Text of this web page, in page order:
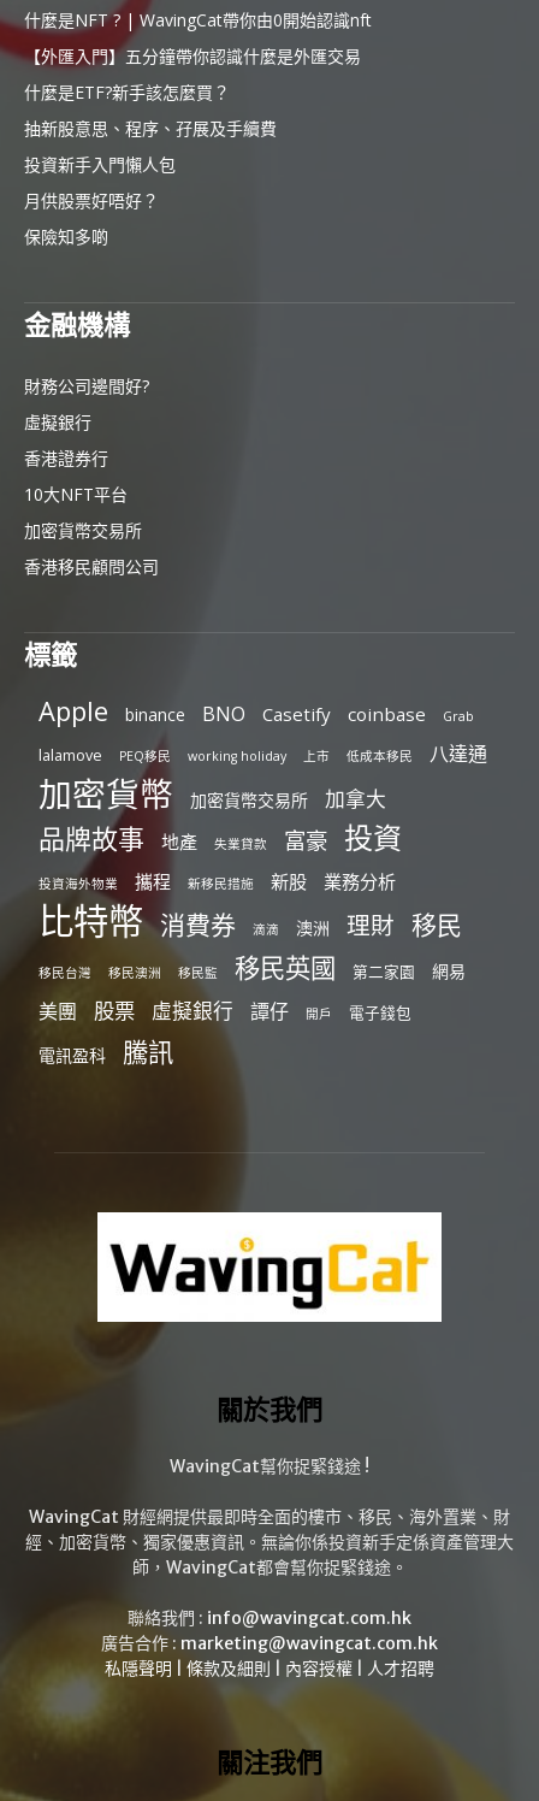
什麼是NFT ? | WavingCat帶你由0開始認識nft
【外匯入門】五分鐘帶你認識什麼是外匯交易
什麼是ETF?新手該怎麼買？
抽新股意思、程序、孖展及手續費
投資新手入門懶人包
月供股票好唔好？
保險知多啲
金融機構
財務公司邊間好?
虛擬銀行
香港證券行
10大NFT平台
加密貨幣交易所
香港移民顧問公司
標籤
Apple binance BNO Casetify coinbase Grab
lalamove PEQ移民 working holiday 上市 低成本移民 八達通
加密貨幣 加密貨幣交易所 加拿大
品牌故事 地產 失業貸款 富豪 投資
投資海外物業 攜程 新移民措施 新股 業務分析
比特幣 消費券 滴滴 澳洲 理財 移民
移民台灣 移民澳洲 移民監 移民英國 第二家園 網易
美團 股票 虛擬銀行 譚仔 開戶 電子錢包
電訊盈科 騰訊
關於我們
WavingCat幫你捉緊錢途 !
WavingCat 財經網提供最即時全面的樓市、移民、海外置業、財
經、加密貨幣、獨家優惠資訊。無論你係投資新手定係資產管理大
師，WavingCat都會幫你捉緊錢途。
聯絡我們 : info@wavingcat.com.hk
廣告合作 : marketing@wavingcat.com.hk
私隱聲明
條款及細則 內容授權 人才招聘
關注我們